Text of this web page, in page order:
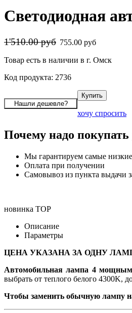
Светодиодная
1'510.00 руб 755.00 руб
Товар есть в наличии в г. Омск
Код продукта: 2736
хочу спросить
Почему надо покупать
Мы гарантируем самые
Оплата при получении
Самовывоз из пункта выдачи
новинка TOP
Описание
Параметры
ЦЕНА УКАЗАНА ЗА ОДНУ
Автомобильная лампа 4
выбрать от теплого белого 4300K,
Чтобы заменить обычную лампу